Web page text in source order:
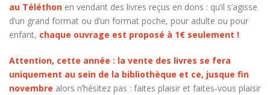
au Téléthon en vendant des livres reçus en dons : qu’il s’agisse
d’un grand format ou d’un format poche, pour adulte ou pour
enfant, chaque ouvrage est proposé à 1€ seulement !
Attention, cette année : la vente des livres se fera
uniquement au sein de la bibliothèque et ce, jusque fin
novembre alors n’hésitez pas : faites plaisir et faites-vous plaisir